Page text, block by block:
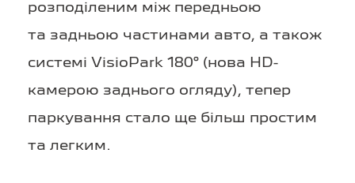
розподіленим між передньою
та задньою частинами авто, а також
системі VisioPark 180° (нова HD-
камерою заднього огляду), тепер
паркування стало ще більш простим
та легким.